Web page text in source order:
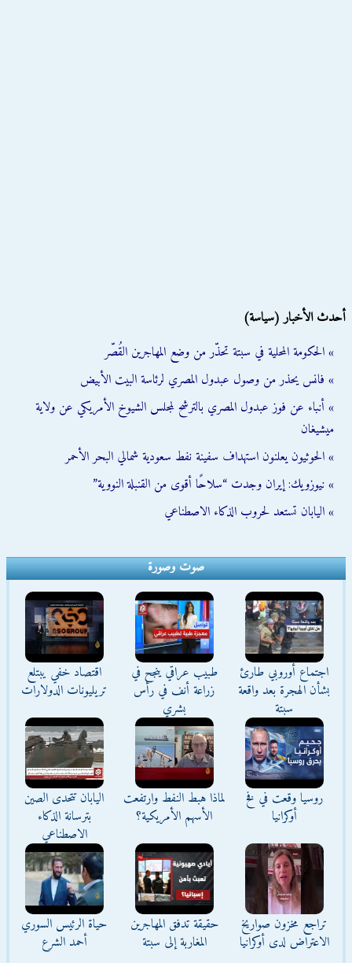
أحدث الأخبار (سياسة)
» الحكومة المحلية في سبتة تحذّر من وضع المهاجرين القُصّر
» فانس يحذر من وصول عبدول المصري لرئاسة البيت الأبيض
» أنباء عن فوز عبدول المصري بالترشح لمجلس الشيوخ الأمريكي عن ولاية
ميشيغان
» الحوثيون يعلنون استهداف سفينة نفط سعودية شمالي البحر الأحمر
» نيوزويك: إيران وجدت “سلاحًا أقوى من القنبلة النووية”
» اليابان تستعد لحروب الذكاء الاصطناعي
صوت وصورة
اجتماع أوروبي طارئ
بشأن الهجرة بعد واقعة
سبتة
طبيب عراقي ينجح في
زراعة أنف في رأس
بشري
اقتصاد خفي يبتلع
تريليونات الدولارات
روسيا وقعت في فخ
أوكرانيا
لماذا هبط النفط وارتفعت
الأسهم الأمريكية؟
اليابان تتحدى الصين
بترسانة الذكاء
الاصطناعي
تراجع مخزون صواريخ
الاعتراض لدى أوكرانيا
حقيقة تدفق المهاجرين
المغاربة إلى سبتة
حياة الرئيس السوري
أحمد الشرع